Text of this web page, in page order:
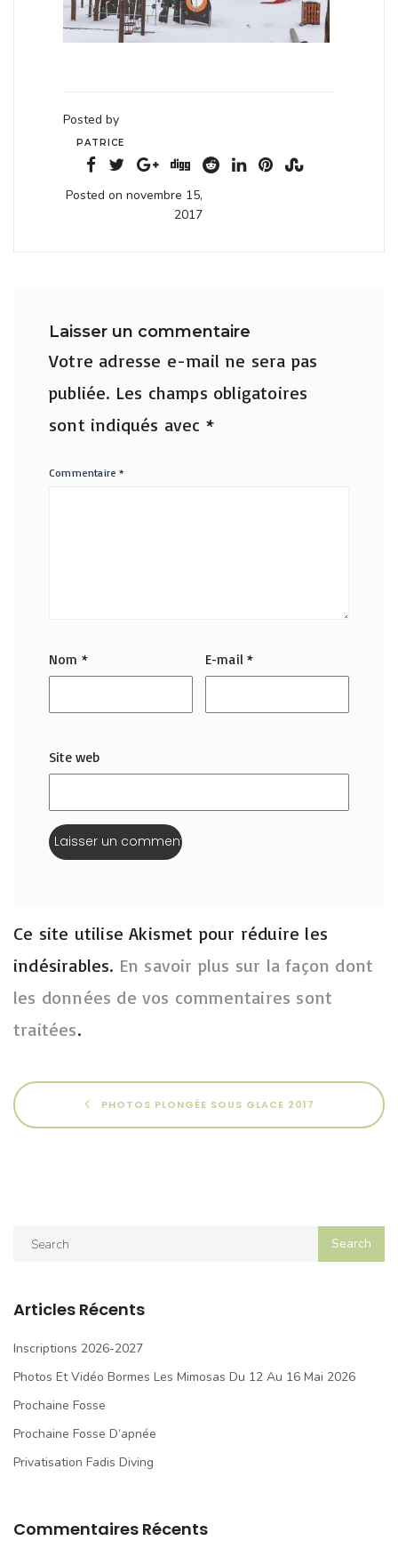
Posted by
PATRICE
Posted on novembre 15,
2017
Laisser un commentaire
Votre adresse e-mail ne sera pas
publiée. Les champs obligatoires
sont indiqués avec *
Commentaire*
Nom * E-mail*
Site web
Ce site utilise Akismet pour réduire les
indésirables. En savoir plus sur la façon dont
les données de vos commentaires sont
traitées.
PHOTOS PLONGÉE SOUS GLACE 2017
Articles Récents
Inscriptions 2026-2027
Photos Et Vidéo Bormes Les Mimosas Du 12 Au 16 Mai 2026
Prochaine Fosse
Prochaine Fosse D’apnée
Privatisation Fadis Diving
Commentaires Récents